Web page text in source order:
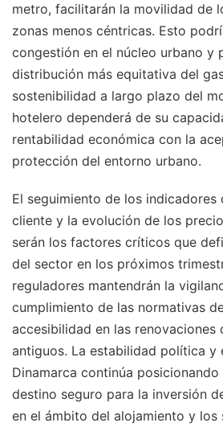
metro, facilitarán la movilidad de
zonas menos céntricas. Esto
congestión en el núcleo urbano y
distribución más equitativa del
sostenibilidad a largo plazo del
hotelero dependerá de su
rentabilidad económica con la
protección del entorno urbano.
El seguimiento de los indicadores
cliente y la evolución de los
serán los factores críticos que
del sector en los próximos
reguladores mantendrán la
cumplimiento de las normativas
accesibilidad en las renovaciones
antiguos. La estabilidad política y
Dinamarca continúa
destino seguro para la inversión
en el ámbito del alojamiento y los